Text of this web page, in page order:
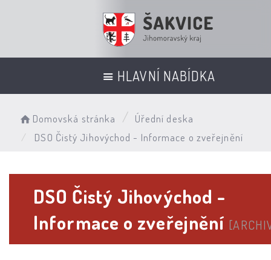
HLAVNÍ NABÍDKA
Domovská stránka
Úřední deska
DSO Čistý Jihovýchod - Informace o zveřejnění
DSO Čistý Jihovýchod -
Informace o zveřejnění